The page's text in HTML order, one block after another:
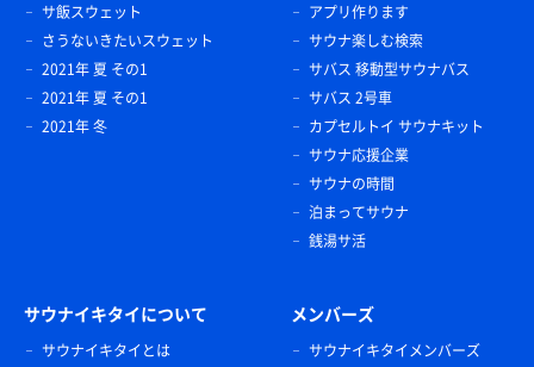
サ飯スウェット
さうないきたいスウェット
2021年 夏 その1
2021年 夏 その1
2021年 冬
アプリ作ります
サウナ楽しむ検索
サバス 移動型サウナバス
サバス 2号車
カプセルトイ サウナキット
サウナ応援企業
サウナの時間
泊まってサウナ
銭湯サ活
サウナイキタイについて
サウナイキタイとは
メンバーズ
サウナイキタイメンバーズ